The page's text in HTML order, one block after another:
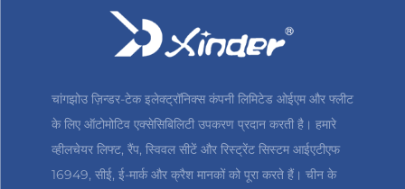
चांगझोउ ज़िन्डर-टेक इलेक्ट्रॉनिक्स कंपनी लिमिटेड ओईएम और फ्लीट
के लिए ऑटोमोटिव एक्सेसिबिलिटी उपकरण प्रदान करती है। हमारे
व्हीलचेयर लिफ्ट, रैंप, स्विवल सीटें और रिस्ट्रेंट सिस्टम आईएटीएफ
16949, सीई, ई-मार्क और क्रैश मानकों को पूरा करते हैं। चीन के